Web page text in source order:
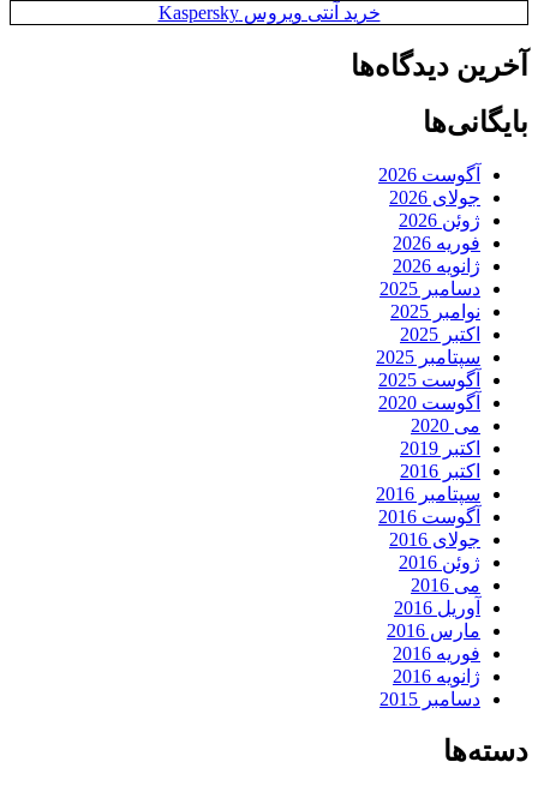
خرید آنتی ویروس Kaspersky
آخرین دیدگاه‌ها
بایگانی‌ها
آگوست 2026
جولای 2026
ژوئن 2026
فوریه 2026
ژانویه 2026
دسامبر 2025
نوامبر 2025
اکتبر 2025
سپتامبر 2025
آگوست 2025
آگوست 2020
می 2020
اکتبر 2019
اکتبر 2016
سپتامبر 2016
آگوست 2016
جولای 2016
ژوئن 2016
می 2016
آوریل 2016
مارس 2016
فوریه 2016
ژانویه 2016
دسامبر 2015
دسته‌ها